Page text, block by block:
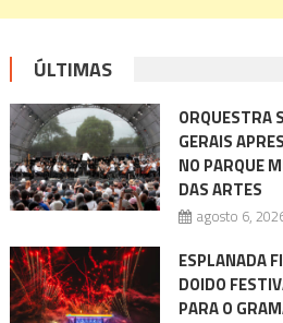
ÚLTIMAS
ORQUESTRA
GERAIS
NO PARQUE
DAS ARTES
agosto 6,
ESPLANADA
DOIDO
PARA O